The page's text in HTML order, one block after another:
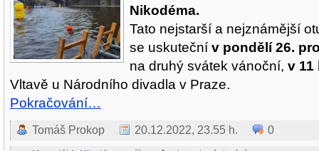
Nikodéma.
Tato nejstarší a nejznámější
se uskuteční v pondělí 26.
na druhý svátek vánoční, v 11
Vltavě u Národního divadla v Praze.
Pokračování…
Tomáš Prokop 20.12.2022, 23.55 h. 0